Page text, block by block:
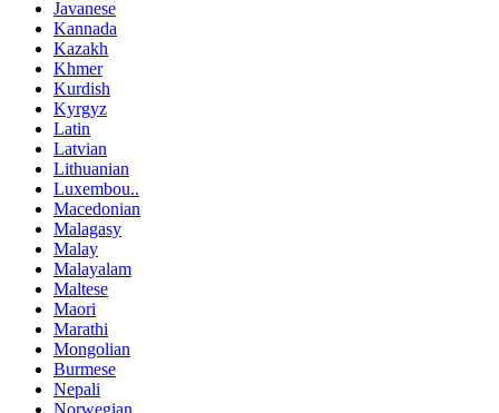
Javanese
Kannada
Kazakh
Khmer
Kurdish
Kyrgyz
Latin
Latvian
Lithuanian
Luxembou..
Macedonian
Malagasy
Malay
Malayalam
Maltese
Maori
Marathi
Mongolian
Burmese
Nepali
Norwegian